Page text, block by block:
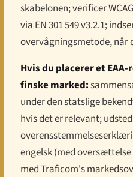
skabelonen; verificer
via EN 301 549 v3.2.1;
overvågningsmetode, når
Hvis du placerer et
finske marked:
under den statslige
hvis det er relevant;
engelsk (med
med Traficom's